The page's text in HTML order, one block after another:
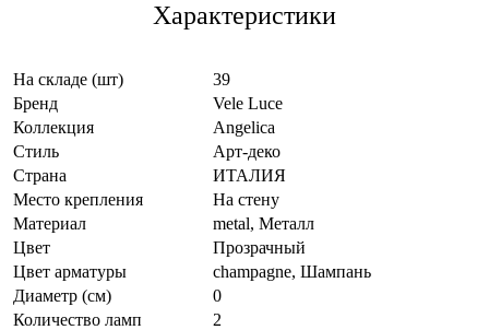
Характеристики
На складе (шт)
39
Бренд
Vele Luce
Коллекция
Angelica
Стиль
Арт-деко
Страна
ИТАЛИЯ
Место крепления
На стену
Материал
metal, Металл
Цвет
Прозрачный
Цвет арматуры
champagne, Шампань
Диаметр (см)
0
Количество ламп
2